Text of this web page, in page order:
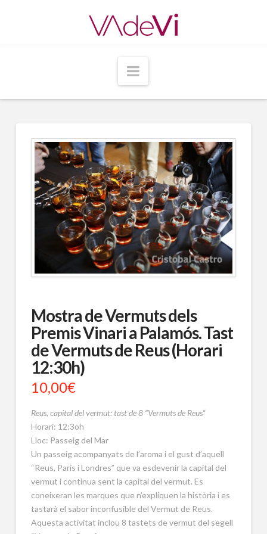
Navigation
Mostra de Vermuts dels
Premis Vinari a Palamós. Tast
de Vermuts de Reus (Horari
12:30h)
10,00€
Reus, capital del vermut: tast de 8 “Vermuts de Reus“
Horari: 12:3oh
Lloc: Passeig del Mar
Un passeig acompanyats de l’aroma i el gust d’aquell
“Reus, París i Londres” que va esdevenir la capital del
vermut i continua sent la capital del vermut. Es
coneixeran les marques que n’expliquen la història i es
tastarà el sabor inconfusible del Vermut de Reus.
Aquesta activitat inclou 8 tastets de vermut del segell